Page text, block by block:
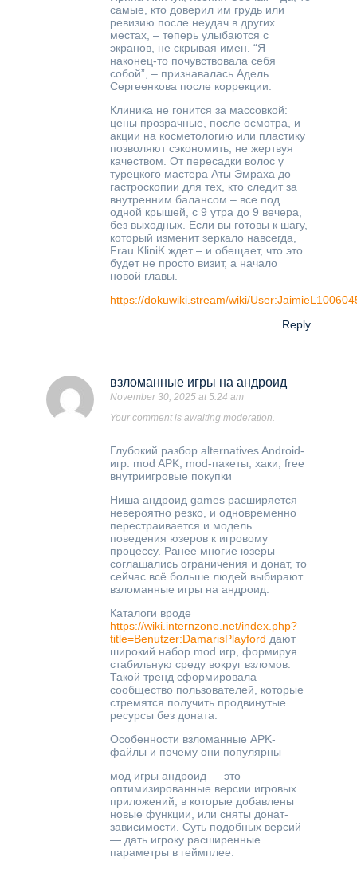
самые, кто доверил им грудь или
ревизию после неудач в других
местах, – теперь улыбаются с
экранов, не скрывая имен. “Я
наконец-то почувствовала себя
собой”, – признавалась Адель
Сергеенкова после коррекции.
Клиника не гонится за массовкой:
цены прозрачные, после осмотра, и
акции на косметологию или пластику
позволяют сэкономить, не жертвуя
качеством. От пересадки волос у
турецкого мастера Аты Эмраха до
гастроскопии для тех, кто следит за
внутренним балансом – все под
одной крышей, с 9 утра до 9 вечера,
без выходных. Если вы готовы к шагу,
который изменит зеркало навсегда,
Frau KliniK ждет – и обещает, что это
будет не просто визит, а начало
новой главы.
https://dokuwiki.stream/wiki/
Reply
взломанные игры на андроид
November 30, 2025 at 5:24 am
Your comment is awaiting moderation.
Глубокий разбор alternatives Android-
игр: mod APK, mod-пакеты, хаки, free
внутриигровые покупки
Ниша андроид games расширяется
невероятно резко, и одновременно
перестраивается и модель
поведения юзеров к игровому
процессу. Ранее многие юзеры
соглашались ограничения и донат, то
сейчас всё больше людей выбирают
взломанные игры на андроид.
Каталоги вроде
https://wiki.internzone.net/index.php?
title=Benutzer:DamarisPlayford дают
широкий набор mod игр, формируя
стабильную среду вокруг взломов.
Такой тренд сформировала
сообщество пользователей, которые
стремятся получить продвинутые
ресурсы без доната.
Особенности взломанные APK-
файлы и почему они популярны
мод игры андроид — это
оптимизированные версии игровых
приложений, в которые добавлены
новые функции, или сняты донат-
зависимости. Суть подобных версий
— дать игроку расширенные
параметры в геймплее.